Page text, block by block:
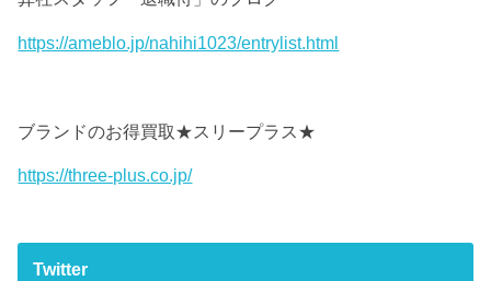
https://ameblo.jp/nahihi1023/entrylist.html
ブランドのお得買取★スリープラス★
https://three-plus.co.jp/
Twitter